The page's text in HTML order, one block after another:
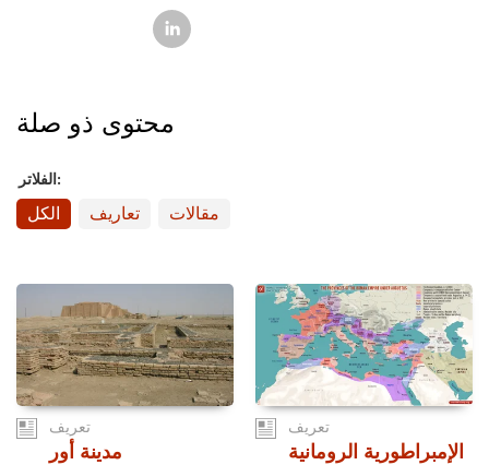
محتوى ذو صلة
الفلاتر:
الكل تعاريف مقالات
تعريف
مدينة أور
تعريف
الإمبراطورية الرومانية